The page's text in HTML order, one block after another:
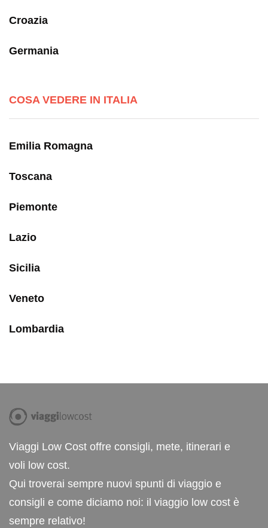
Croazia
Germania
COSA VEDERE IN ITALIA
Emilia Romagna
Toscana
Piemonte
Lazio
Sicilia
Veneto
Lombardia
Viaggi Low Cost offre consigli, mete, itinerari e
voli low cost.
Qui troverai sempre nuovi spunti di viaggio e
consigli e come diciamo noi: il viaggio low cost è
sempre relativo!